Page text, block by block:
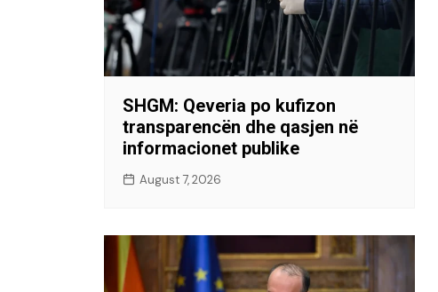
SHGM: Qeveria po kufizon
transparencën dhe qasjen në
informacionet publike
August 7, 2026